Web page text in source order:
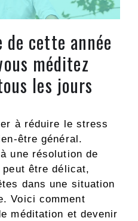
cette année
méditez
les jours
à réduire le stress
être général.
une résolution de
être délicat,
dans une situation
Voici comment
méditation et devenir